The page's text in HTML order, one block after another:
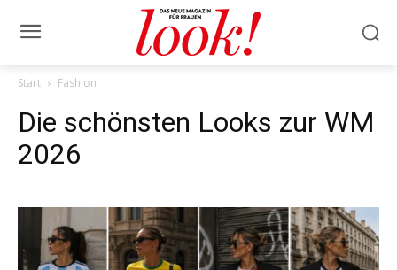
Start Fashion
Die schönsten Looks zur WM
2026